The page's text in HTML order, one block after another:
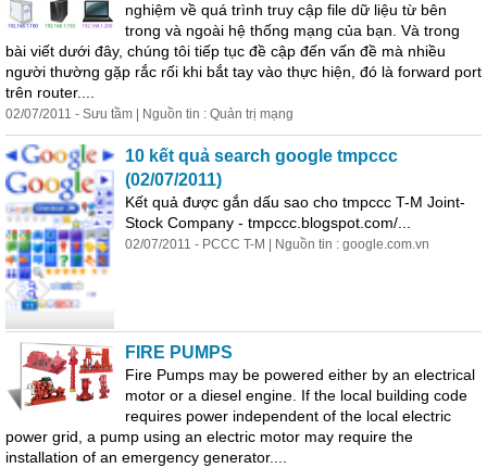
nghiệm về quá trình truy cập file dữ liệu từ bên
trong và ngoài hệ thống mạng của bạn. Và trong
bài viết dưới đây, chúng tôi tiếp tục đề cập đến vấn đề mà nhiều
người thường gặp rắc rối khi bắt tay vào thực hiện, đó là forward port
trên router....
02/07/2011 - Sưu tầm | Nguồn tin : Quản trị mạng
10 kết quả search google tmpccc
(02/07/2011)
Kết quả được gắn dấu sao cho tmpccc T-M Joint-
Stock Company - tmpccc.blogspot.com/...
02/07/2011 - PCCC T-M | Nguồn tin : google.com.vn
FIRE PUMPS
Fire Pumps may be powered either by an electrical
motor or a diesel engine. If the local building code
requires power independent of the local electric
power grid, a pump using an electric motor may require the
installation of an emergency generator....